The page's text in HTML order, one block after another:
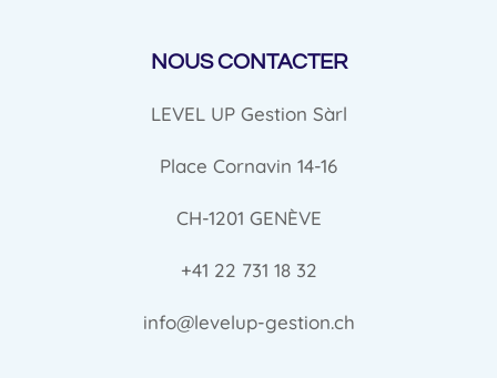
NOUS CONTACTER
LEVEL UP Gestion Sàrl
Place Cornavin 14-16
CH-1201 GENÈVE
+41 22 731 18 32
info@levelup-gestion.ch